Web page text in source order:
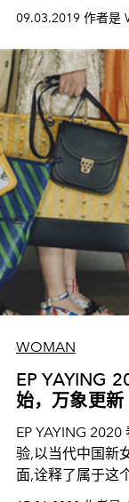
09.03.2019 作者是
WOMAN
EP YAYING
始，万象更新
EP YAYING
验,以当代中国新
面,诠释了属于这